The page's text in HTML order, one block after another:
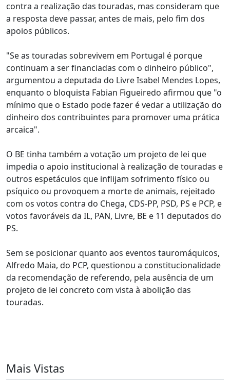
contra a realização das touradas, mas consideram que
a resposta deve passar, antes de mais, pelo fim dos
apoios públicos.
"Se as touradas sobrevivem em Portugal é porque
continuam a ser financiadas com o dinheiro público",
argumentou a deputada do Livre Isabel Mendes Lopes,
enquanto o bloquista Fabian Figueiredo afirmou que "o
mínimo que o Estado pode fazer é vedar a utilização do
dinheiro dos contribuintes para promover uma prática
arcaica".
O BE tinha também a votação um projeto de lei que
impedia o apoio institucional à realização de touradas e
outros espetáculos que inflijam sofrimento físico ou
psíquico ou provoquem a morte de animais, rejeitado
com os votos contra do Chega, CDS-PP, PSD, PS e PCP, e
votos favoráveis da IL, PAN, Livre, BE e 11 deputados do
PS.
Sem se posicionar quanto aos eventos tauromáquicos,
Alfredo Maia, do PCP, questionou a constitucionalidade
da recomendação de referendo, pela ausência de um
projeto de lei concreto com vista à abolição das
touradas.
Mais Vistas